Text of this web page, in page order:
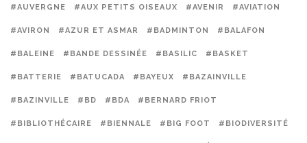
#AUVERGNE #AUX PETITS OISEAUX #AVENIR #AVIATION
#AVIRON #AZUR ET ASMAR #BADMINTON #BALAFON
#BALEINE #BANDE DESSINÉE #BASILIC #BASKET
#BATTERIE #BATUCADA #BAYEUX #BAZAINVILLE
#BAZINVILLE #BD #BDA #BERNARD FRIOT
#BIBLIOTHÉCAIRE #BIENNALE #BIG FOOT #BIODIVERSITÉ